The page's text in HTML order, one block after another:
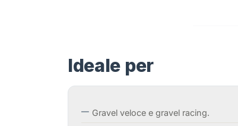
Ideale per
Gravel veloce e gravel racing.